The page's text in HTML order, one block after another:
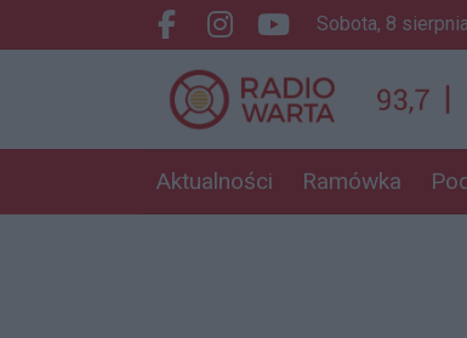
Facebook.com
Instagram.com
Youtube.com
sobota, 8
Aktualności Ramówka